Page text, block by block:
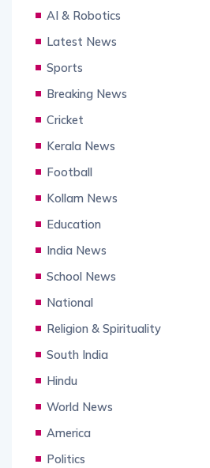
AI & Robotics
Latest News
Sports
Breaking News
Cricket
Kerala News
Football
Kollam News
Education
India News
School News
National
Religion & Spirituality
South India
Hindu
World News
America
Politics